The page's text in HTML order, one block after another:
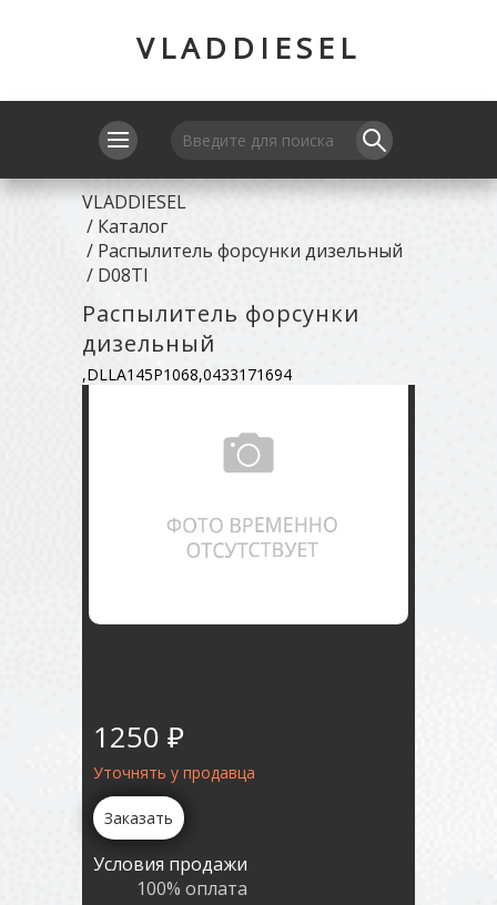
VLADDIESEL
VLADDIESEL
/ Каталог
/ Распылитель форсунки дизельный
/ D08TI
Распылитель форсунки
дизельный
,DLLA145P1068,0433171694
1250 ₽
Уточнять у продавца
Заказать
Условия продажи
100% оплата